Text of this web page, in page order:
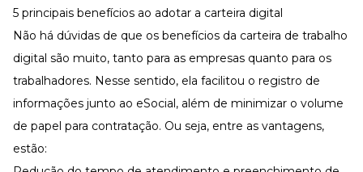
5 principais benefícios ao adotar a carteira digital
Não há dúvidas de que os benefícios da carteira de trabalho
digital são muito, tanto para as empresas quanto para os
trabalhadores. Nesse sentido, ela facilitou o registro de
informações junto ao eSocial, além de minimizar o volume
de papel para contratação. Ou seja, entre as vantagens,
estão: